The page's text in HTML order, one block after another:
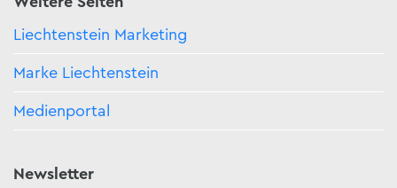
Liechtenstein Marketing
Marke Liechtenstein
Medienportal
Newsletter